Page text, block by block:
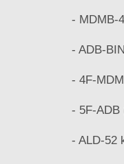
- MDMB-
- ADB-
- 4F-
- 5F-ADB
- ALD-52